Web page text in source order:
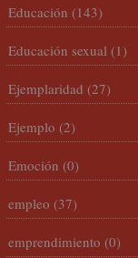
Educación (143)
Educación sexual (1)
Ejemplaridad (27)
Ejemplo (2)
Emoción (0)
empleo (37)
emprendimiento (0)